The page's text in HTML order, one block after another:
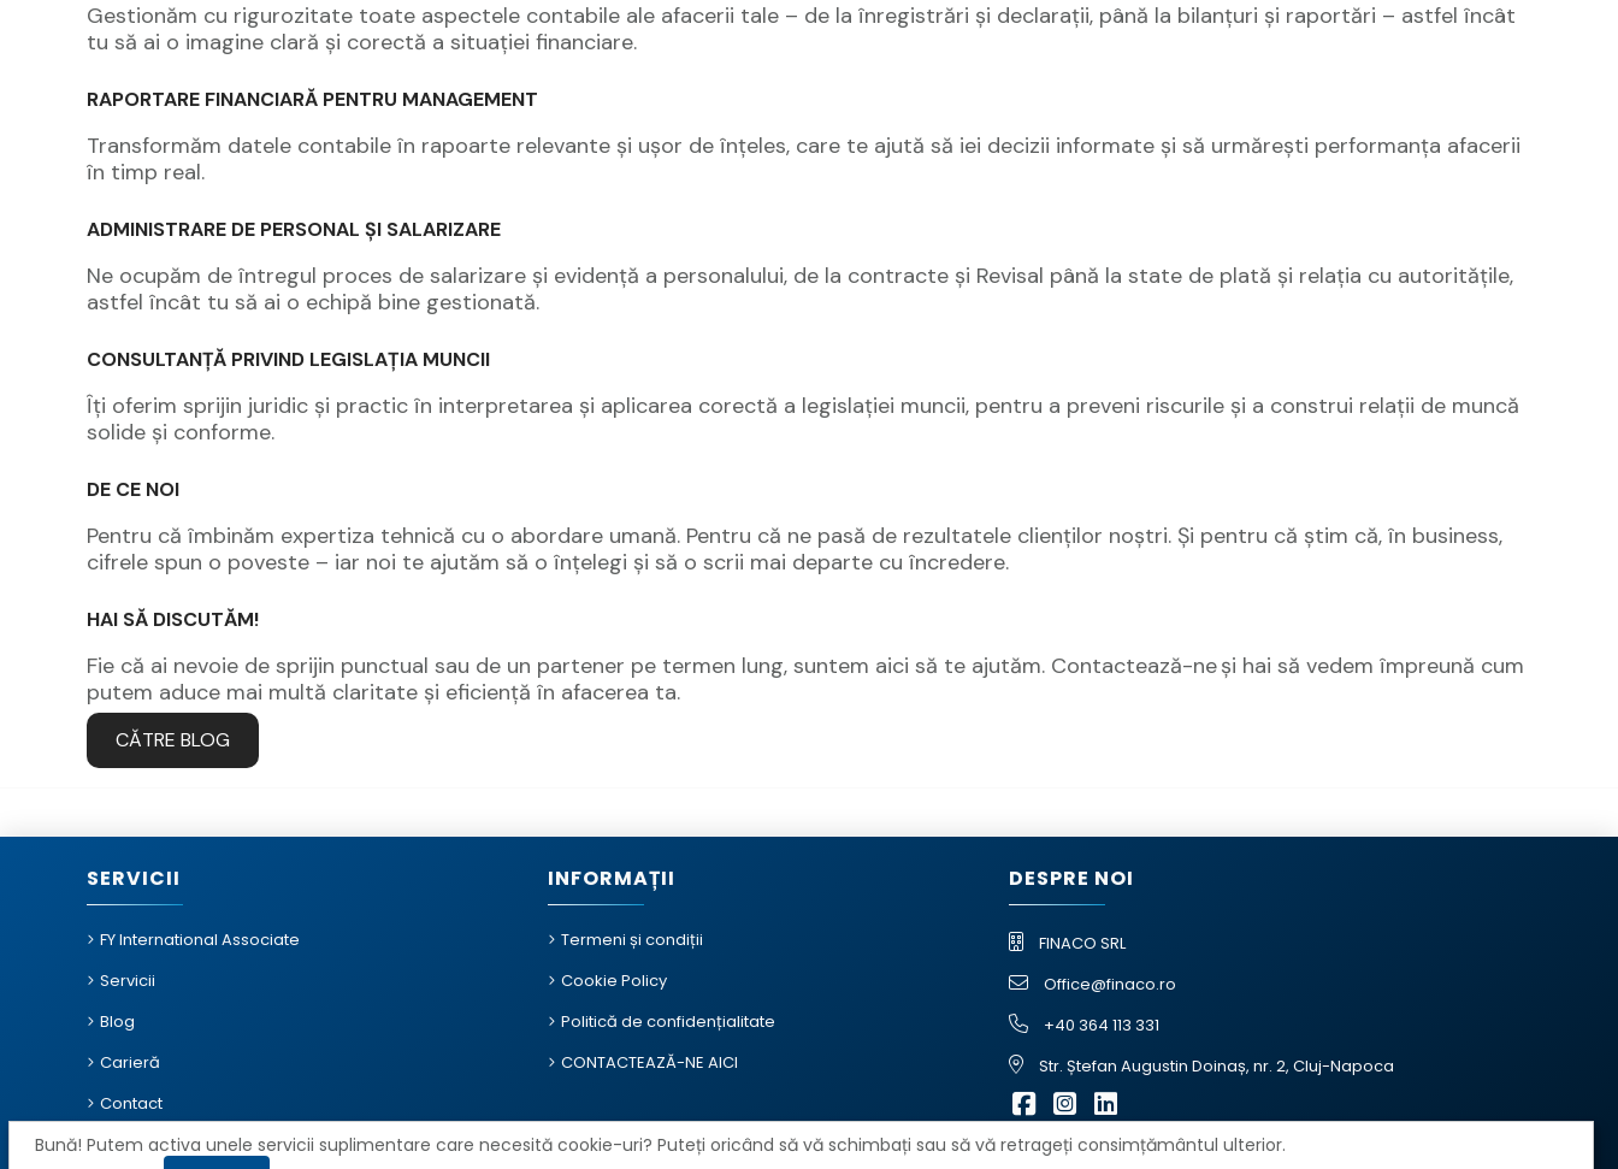
Gestionăm cu rigurozitate toate aspectele contabile ale afacerii tale – de la înregistrări și declarații, până la bilanțuri și raportări – astfel încât
tu să ai o imagine clară și corectă a situației financiare.
RAPORTARE FINANCIARĂ PENTRU MANAGEMENT
Transformăm datele contabile în rapoarte relevante și ușor de înțeles, care te ajută să iei decizii informate și să urmărești performanța afacerii
în timp real.
ADMINISTRARE DE PERSONAL ȘI SALARIZARE
Ne ocupăm de întregul proces de salarizare și evidență a personalului, de la contracte și Revisal până la state de plată și relația cu autoritățile,
astfel încât tu să ai o echipă bine gestionată.
CONSULTANȚĂ PRIVIND LEGISLAȚIA MUNCII
Îți oferim sprijin juridic și practic în interpretarea și aplicarea corectă a legislației muncii, pentru a preveni riscurile și a construi relații de muncă
solide și conforme.
DE CE NOI
Pentru că îmbinăm expertiza tehnică cu o abordare umană. Pentru că ne pasă de rezultatele clienților noștri. Și pentru că știm că, în business,
cifrele spun o poveste – iar noi te ajutăm să o înțelegi și să o scrii mai departe cu încredere.
HAI SĂ DISCUTĂM!
Fie că ai nevoie de sprijin punctual sau de un partener pe termen lung, suntem aici să te ajutăm. Contactează-ne și hai să vedem împreună cum
putem aduce mai multă claritate și eficiență în afacerea ta.
CĂTRE BLOG
SERVICII
FY International Associate
Servicii
Blog
Carieră
Contact
INFORMAȚII
Termeni și condiții
Cookie Policy
Politică de confidențialitate
CONTACTEAZĂ-NE AICI
DESPRE NOI
FINACO SRL
Office@finaco.ro
+40 364 113 331
Str. Ștefan Augustin Doinaș, nr. 2, Cluj-Napoca
Bună! Putem activa unele servicii suplimentare care necesită cookie-uri? Puteți oricând să vă schimbați sau să vă retrageți consimțământul ulterior.